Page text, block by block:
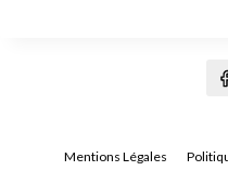
Mentions Légales